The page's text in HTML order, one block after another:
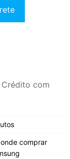
com
onde comprar